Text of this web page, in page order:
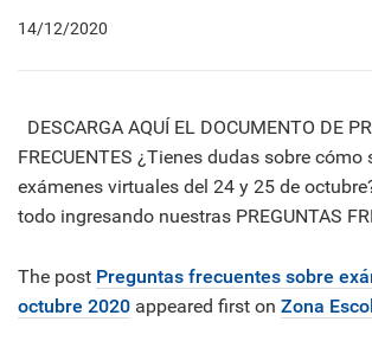
14/12/2020
DESCARGA AQUÍ EL DOCUMENTO DE
FRECUENTES ¿Tienes dudas sobre
exámenes virtuales del 24 y 25 de
todo ingresando nuestras PREGUNTAS
The post Preguntas frecuentes sobre
octubre 2020 appeared first on Zona